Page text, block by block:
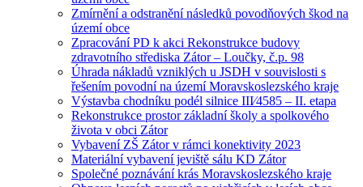
Zmírnění a odstranění následků povodňových škod na
území obce
Zpracování PD k akci Rekonstrukce budovy
zdravotního střediska Zátor – Loučky, č.p. 98
Úhrada nákladů vzniklých u JSDH v souvislosti s
řešením povodní na území Moravskoslezského kraje
Výstavba chodníku podél silnice III⁄4585 – II. etapa
Rekonstrukce prostor základní školy a spolkového
života v obci Zátor
Vybavení ZŠ Zátor v rámci konektivity 2023
Materiální vybavení jeviště sálu KD Zátor
Společné poznávání krás Moravskoslezského kraje